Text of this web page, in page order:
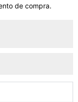
de compra.